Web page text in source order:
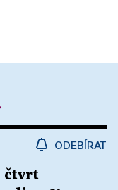
ODEBÍRAT
čtvrt